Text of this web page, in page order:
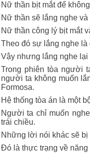
Nữ thần bịt mắt để
Nữ thần sẽ lắng nghe
Nữ thần công lý bịt mắt
Theo đó sự lắng nghe là
Vậy nhưng lắng nghe lại
Trong phiên tòa người
người ta không muốn
Formosa.
Hệ thống tòa án là một
Người ta chỉ muốn
trái chiều.
Những lời nói khác sẽ
Đó là thực trạng về